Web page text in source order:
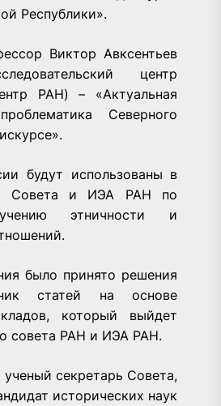
Республики».
Виктор Авксентьев
центр
РАН) – «Актуальная
Северного
будут использованы в
Совета и ИЭА РАН по
этничности и
было принято решения
статей на основе
который выйдет
совета РАН и ИЭА РАН.
ученый секретарь Совета,
исторических наук